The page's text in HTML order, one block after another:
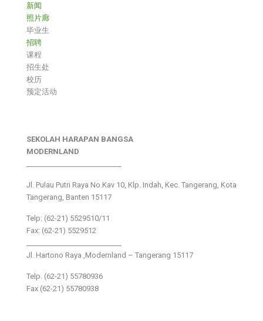
新闻
照片廊
毕业生
招聘
课程
招生处
校历
预定活动
SEKOLAH HARAPAN BANGSA
MODERNLAND
Jl. Pulau Putri Raya No.Kav 10, Klp. Indah, Kec. Tangerang, Kota
Tangerang, Banten 15117
Telp: (62-21) 5529510/11
Fax: (62-21) 5529512
Jl. Hartono Raya ,Modernland – Tangerang 15117
Telp. (62-21) 55780936
Fax (62-21) 55780938